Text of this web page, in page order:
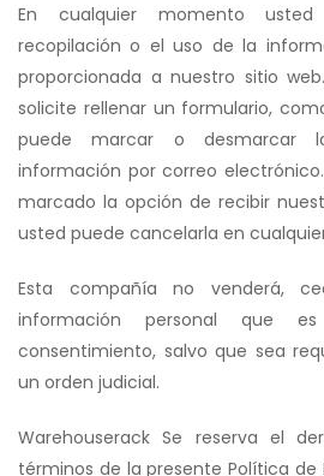
En cualquier momento
recopilación o el uso de la
proporcionada a nuestro sitio
solicite rellenar un formulario,
puede marcar o desmarcar
información por correo
marcado la opción de recibir
usted puede cancelarla en
Esta compañía no venderá,
información personal que
consentimiento, salvo que sea
un orden judicial.
Warehouserack Se reserva el
términos de la presente Política de